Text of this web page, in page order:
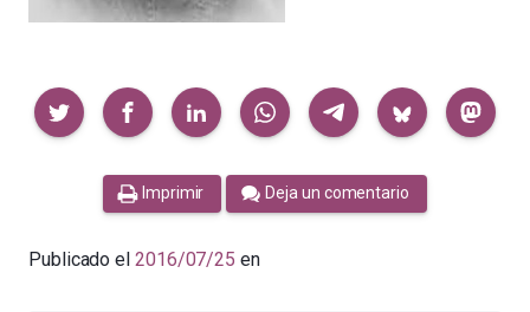
Compartir
Imprimir Deja un comentario
Publicado el 2016/07/25 en